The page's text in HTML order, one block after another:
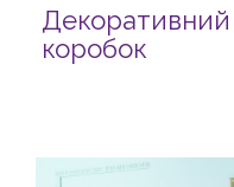
Декоративний
коробок